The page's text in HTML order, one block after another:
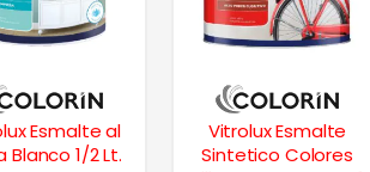
Esmalte al
Blanco 1/2 Lt.
Vitrolux Esmalte
Sintetico Colores